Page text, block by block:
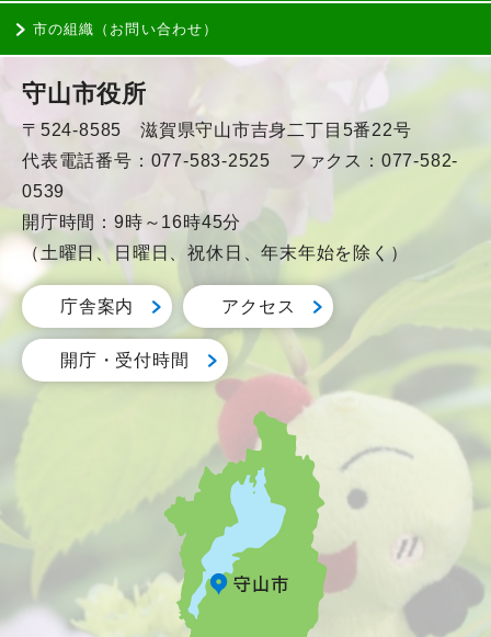
市の組織（お問い合わせ）
守山市役所
〒524-8585 滋賀県守山市吉身二丁目5番22号
代表電話番号：077-583-2525 ファクス：077-582-
0539
開庁時間：9時～16時45分
（土曜日、日曜日、祝休日、年末年始を除く）
庁舎案内 アクセス
開庁・受付時間